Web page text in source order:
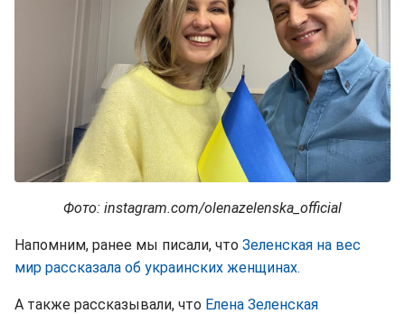
Фото: instagram.com/olenazelenska_official
Напомним, ранее мы писали, что Зеленская на вес
мир рассказала об украинских женщинах.
А также рассказывали, что Елена Зеленская